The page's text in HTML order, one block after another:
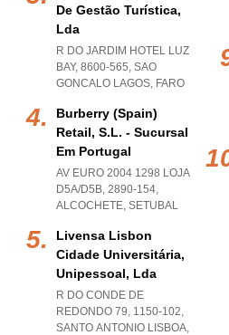
De Gestão Turística,
Lda
R DO JARDIM HOTEL LUZ
BAY, 8600-565, SAO
GONCALO LAGOS, FARO
Burberry (spain)
Retail, S.l. - Sucursal
Em Portugal
AV EURO 2004 1298 LOJA
D5A/D5B, 2890-154,
ALCOCHETE, SETUBAL
Livensa Lisbon
Cidade Universitária,
Unipessoal, Lda
R DO CONDE DE
REDONDO 79, 1150-102,
SANTO ANTONIO LISBOA,